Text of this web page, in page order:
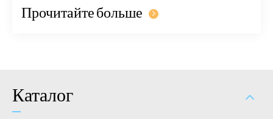
Прочитайте больше
Каталог